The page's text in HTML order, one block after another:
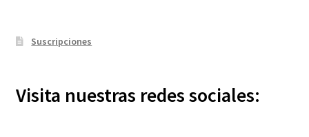
Suscripciones
Visita nuestras redes sociales: